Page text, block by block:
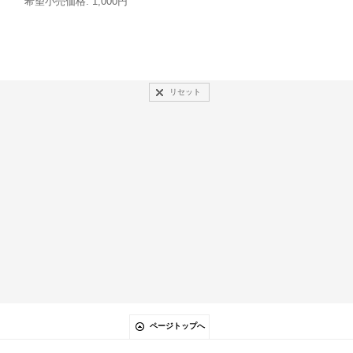
リセット
ページトップへ